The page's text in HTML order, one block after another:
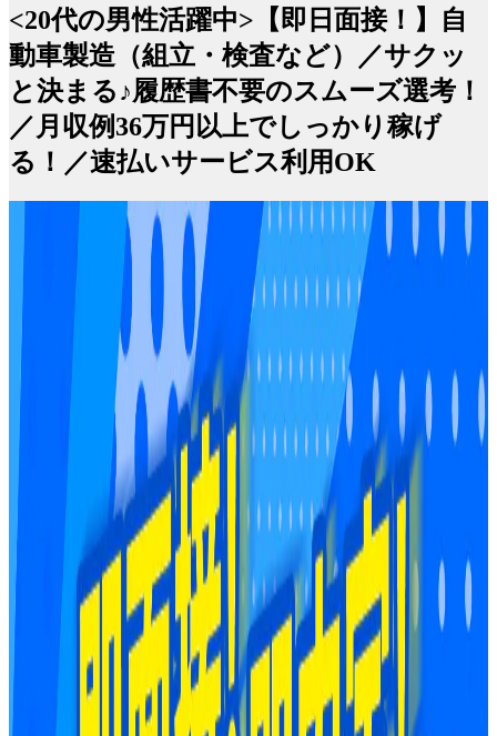
<20代の男性活躍中>【即日面接！】自
動車製造（組立・検査など）／サクッ
と決まる♪履歴書不要のスムーズ選考！
／月収例36万円以上でしっかり稼げ
る！／速払いサービス利用OK